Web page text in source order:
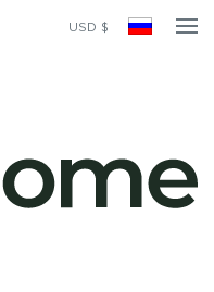
USD $